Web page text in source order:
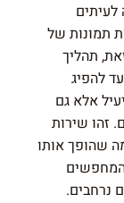
תמונות של
תהליך
להפיג
אלא גם
זהו שירות
שהופך אותו
נרחבים.